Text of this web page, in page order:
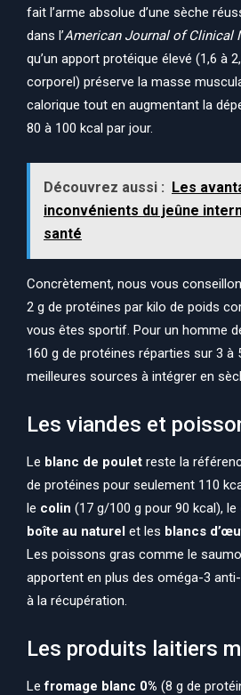
fait l’arme absolue d’une sèche
dans l’American Journal of Clinical
qu’un apport protéique élevé (1,6 à
corporel) préserve la masse
calorique tout en augmentant la
80 à 100 kcal par jour.
Découvrez aussi : Les
inconvénients du jeûne
santé
Concrètement, nous vous
2 g de protéines par kilo de poids
vous êtes sportif. Pour un homme
160 g de protéines réparties sur 3 à
meilleures sources à intégrer en
Les viandes et
Le blanc de poulet reste la
de protéines pour seulement 110
le colin (17 g/100 g pour 90 kcal), le
boîte au naturel et les blancs
Les poissons gras comme le
apportent en plus des oméga-3
à la récupération.
Les produits laitiers
Lefromage blanc 0% (8 g de